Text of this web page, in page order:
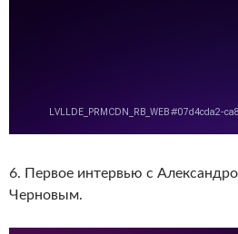
6. Первое интервью с
Черновым.